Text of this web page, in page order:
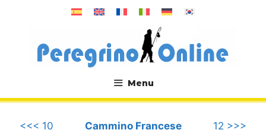
Menu
.
<<< 10
Cammino Francese 12 >>>